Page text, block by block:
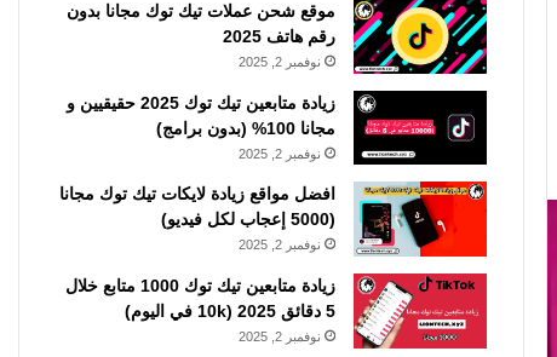
موقع شحن عملات تيك توك مجانا بدون
رقم هاتف 2025
نوفمبر 2, 2025
زيادة متابعين تيك توك 2025 حقيقيين و
مجانا 100% (بدون برامج)
نوفمبر 2, 2025
افضل مواقع زيادة لايكات تيك توك مجانا
(5000 إعجاب لكل فيديو)
نوفمبر 2, 2025
زيادة متابعين تيك توك 1000 متابع خلال
5 دقائق 2025 (10k في اليوم)
نوفمبر 2, 2025